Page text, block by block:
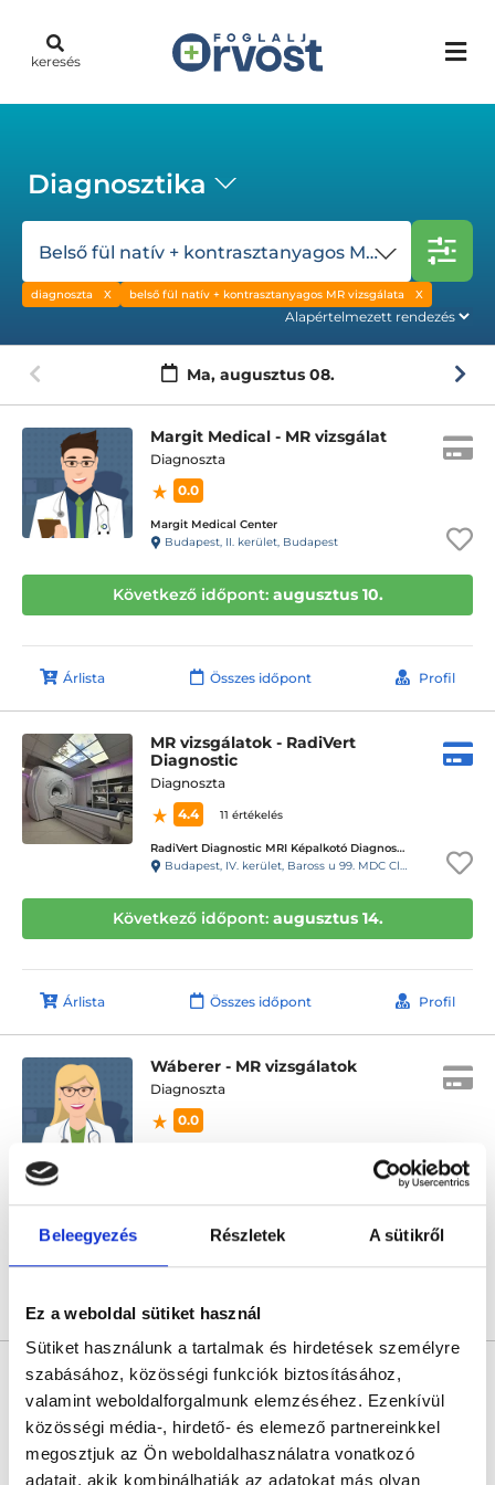
Beleegyezés Részletek A sütikről
Ez a weboldal sütiket használ
Sütiket használunk a tartalmak és hirdetések személyre
szabásához, közösségi funkciók biztosításához,
valamint weboldalforgalmunk elemzéséhez. Ezenkívül
közösségi média-, hirdető- és elemező partnereinkkel
megosztjuk az Ön weboldalhasználatra vonatkozó
adatait, akik kombinálhatják az adatokat más olyan
keresés
Diagnosztika
Belső fül natív + kontrasztanyagos MR vizsgálata
diagnoszta belső fül natív + kontrasztanyagos MR vizsgálata
Ma, augusztus 08.
Margit Medical - MR vizsgálat
Diagnoszta
0.0
Margit Medical Center
Budapest, II. kerület, Budapest
Következő időpont: augusztus 10.
Árlista Összes időpont Profil
MR vizsgálatok - RadiVert
Diagnostic
Diagnoszta
4.4
11 értékelés
RadiVert Diagnostic MRI Képalkotó Diagnosztikai Központ
Budapest, IV. kerület, Baross u 99. MDC Clinic Egészségügyi és Diagnosztikai Center
Következő időpont: augusztus 14.
Árlista Összes időpont Profil
Wáberer - MR vizsgálatok
Diagnoszta
0.0
Budapest, XII. kerület, Alkotás utca 55-61. Hillside
Következő időpont: augusztus 17.
Árlista Összes időpont
* Szakorvos jelölt (rezidens): általános orvosi oklevéllel rendelkező
orvos, aki jogszabályok szerinti szakorvosi szakképesítés
megszerzésére irányuló képzésben vesz részt. Ezen orvosok által
önállóan nem végezhető szakmai tevékenységért teljes
felelősséggel tartozik és azt közvetlenül felügyeli az egészségügyi
szolgáltató szakorvosa az első részvizsgáig, utána pedig a
szakorvosjelölt önállóan láthat el feladatokat. A foglaljorvost.hu